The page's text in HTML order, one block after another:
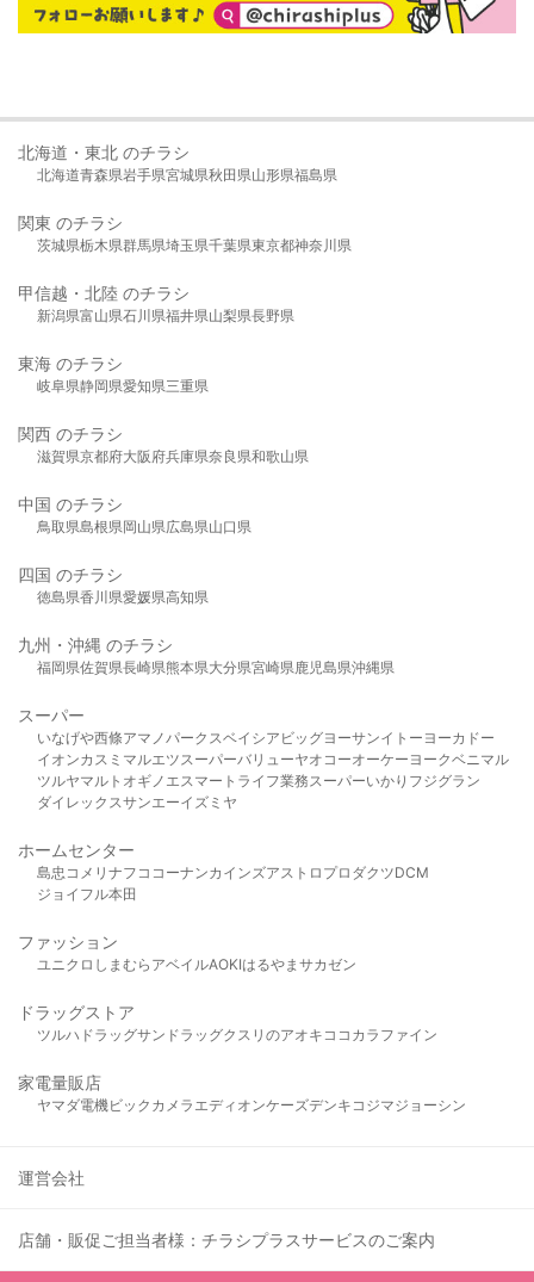
北海道・東北 のチラシ
北海道青森県岩手県宮城県秋田県山形県福島県
関東 のチラシ
茨城県栃木県群馬県埼玉県千葉県東京都神奈川県
甲信越・北陸 のチラシ
新潟県富山県石川県福井県山梨県長野県
東海 のチラシ
岐阜県静岡県愛知県三重県
関西 のチラシ
滋賀県京都府大阪府兵庫県奈良県和歌山県
中国 のチラシ
鳥取県島根県岡山県広島県山口県
四国 のチラシ
徳島県香川県愛媛県高知県
九州・沖縄 のチラシ
福岡県佐賀県長崎県熊本県大分県宮崎県鹿児島県沖縄県
スーパー
いなげや西條アマノパークスベイシア ビッグヨーサンイトーヨーカドー
イオンカスミ マルエツスーパーバリューヤオコーオーケー ヨークベニマル
ツルヤマルト オギノ エスマート ライフ業務スーパーいかり フジグラン
ダイレックスサンエーイズミヤ
ホームセンター
島忠 コメリ ナフコ コーナンカインズアストロプロダクツDCM
ジョイフル本田
ファッション
ユニクロ しまむら アベイルAOKIはるやま サカゼン
ドラッグストア
ツルハドラッグサンドラッグクスリのアオキ ココカラファイン
家電量販店
ヤマダ電機ビックカメラ エディオンケーズデンキ コジマジョーシン
運営会社
店舗・販促ご担当者様：チラシプラスサービスのご案内